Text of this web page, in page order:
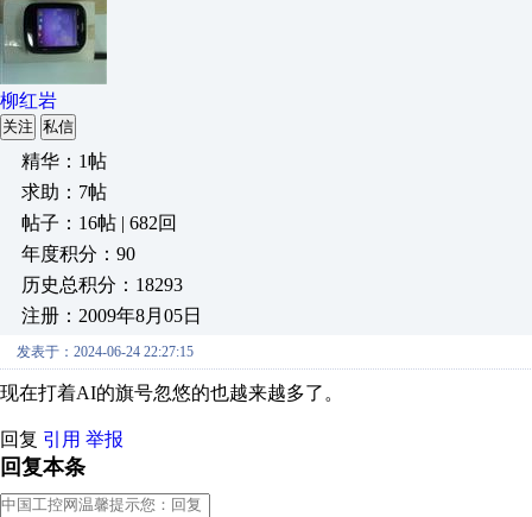
柳红岩
关注 私信
精华：1帖
求助：7帖
帖子：16帖 | 682回
年度积分：90
历史总积分：18293
注册：2009年8月05日
发表于：2024-06-24 22:27:15
现在打着AI的旗号忽悠的也越来越多了。
回复 引用 举报
回复本条